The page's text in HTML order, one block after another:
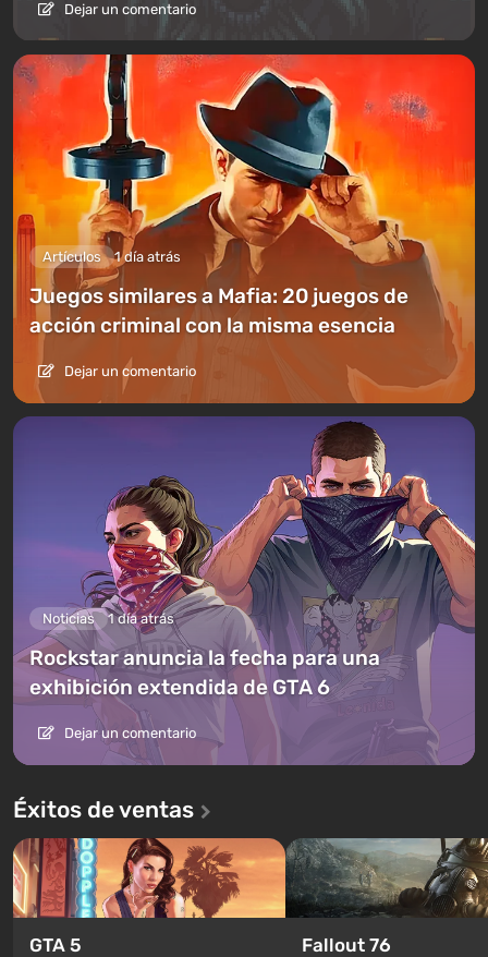
Dejar un comentario
Artículos 1 día atrás
Juegos similares a Mafia: 20 juegos de
acción criminal con la misma esencia
Dejar un comentario
Noticias 1 día atrás
Rockstar anuncia la fecha para una
exhibición extendida de GTA 6
Dejar un comentario
Éxitos de ventas
GTA 5 Fallout 76